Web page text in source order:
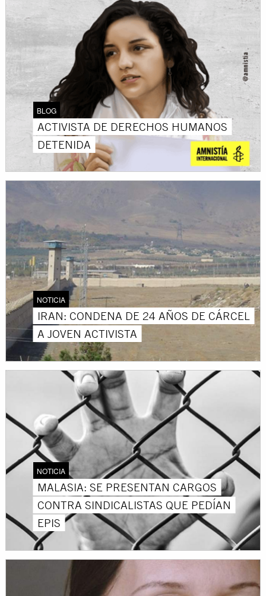
BLOG
ACTIVISTA DE DERECHOS HUMANOS
DETENIDA
NOTICIA
IRAN: CONDENA DE 24 AÑOS DE CÁRCEL
A JOVEN ACTIVISTA
NOTICIA
MALASIA: SE PRESENTAN CARGOS
CONTRA SINDICALISTAS QUE PEDÍAN
EPIS